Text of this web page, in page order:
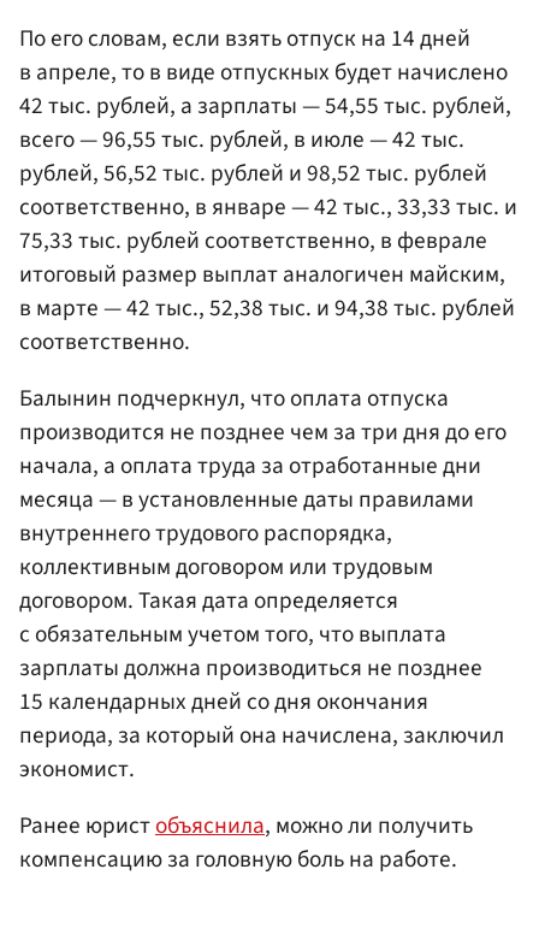
По его словам, если взять отпуск на 14 дней
в апреле, то в виде отпускных будет начислено
42 тыс. рублей, а зарплаты — 54,55 тыс. рублей,
всего — 96,55 тыс. рублей, в июле — 42 тыс.
рублей, 56,52 тыс. рублей и 98,52 тыс. рублей
соответственно, в январе — 42 тыс., 33,33 тыс. и
75,33 тыс. рублей соответственно, в феврале
итоговый размер выплат аналогичен майским,
в марте — 42 тыс., 52,38 тыс. и 94,38 тыс. рублей
соответственно.
Балынин подчеркнул, что оплата отпуска
производится не позднее чем за три дня до его
начала, а оплата труда за отработанные дни
месяца — в установленные даты правилами
внутреннего трудового распорядка,
коллективным договором или трудовым
договором. Такая дата определяется
с обязательным учетом того, что выплата
зарплаты должна производиться не позднее
15 календарных дней со дня окончания
периода, за который она начислена, заключил
экономист.
Ранее юристобъяснила, можно ли получить
компенсацию за головную боль на работе.